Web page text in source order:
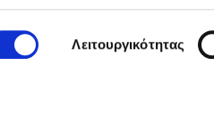
Λειτουργικότητας